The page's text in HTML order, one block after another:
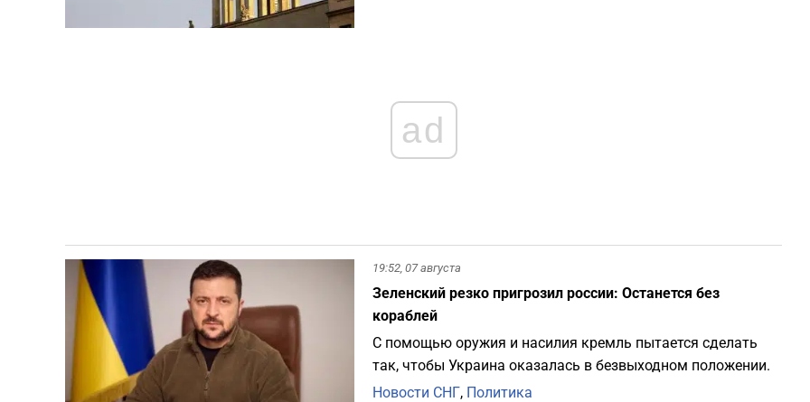
ad
19:52, 07 августа
Зеленский резко пригрозил россии: Останется без
кораблей
С помощью оружия и насилия кремль пытается сделать
так, чтобы Украина оказалась в безвыходном положении.
Новости СНГ, Политика